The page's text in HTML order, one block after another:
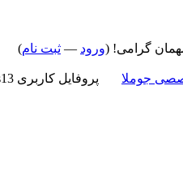
گرامی! (ورود — ثبت نام)
جوملا پروفایل کاربری mohsenas13